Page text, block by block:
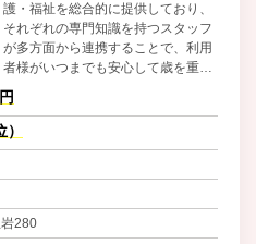
護・福祉を総合的に提供しており、
それぞれの専門知識を持つスタッフ
が多方面から連携することで、利用
者様がいつまでも安心して歳を重
ね、希望する地域で暮らし続けられ
る医療やサービスのあり方を追い求
めています。
280